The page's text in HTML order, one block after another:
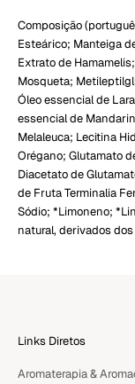
Composição
Esteárico; Manteiga
Extrato de
Mosqueta;
Óleo essencial de
essencial de
Melaleuca; Lecitina
Orégano; Glutamato
Diacetato de
de Fruta Terminalia
Sódio; *Limoneno;
natural, derivados
Links Diretos
Aromaterapia &